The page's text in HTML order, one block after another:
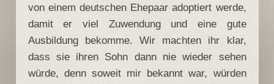
von einem deutschen Ehepaar adoptiert werde,
damit er viel Zuwendung und eine gute
Ausbildung bekomme. Wir machten ihr klar,
dass sie ihren Sohn dann nie wieder sehen
würde, denn soweit mir bekannt war, würden